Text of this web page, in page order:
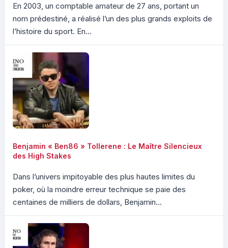
En 2003, un comptable amateur de 27 ans, portant un
nom prédestiné, a réalisé l’un des plus grands exploits de
l’histoire du sport. En...
Benjamin « Ben86 » Tollerene : Le Maître Silencieux
des High Stakes
Dans l’univers impitoyable des plus hautes limites du
poker, où la moindre erreur technique se paie des
centaines de milliers de dollars, Benjamin...